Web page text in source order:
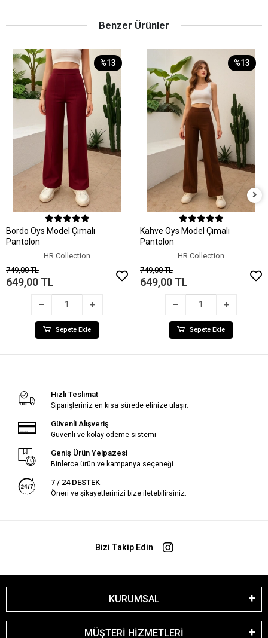
Benzer Ürünler
%13
Sepete Ekle
Bordo Oys Model Çımalı
Pantolon
HR Collection
749,00 TL
649,00 TL
Sepete Ekle
%13
Sepete Ekle
Kahve Oys Model Çımalı
Pantolon
HR Collection
749,00 TL
649,00 TL
Sepete Ekle
Hızlı Teslimat
Siparişleriniz en kısa sürede elinize ulaşır.
Güvenli Alışveriş
Güvenli ve kolay ödeme sistemi
Geniş Ürün Yelpazesi
Binlerce ürün ve kampanya seçeneği
7 / 24 DESTEK
Öneri ve şikayetlerinizi bize iletebilirsiniz.
Bizi Takip Edin
KURUMSAL
MÜŞTERİ HİZMETLERİ